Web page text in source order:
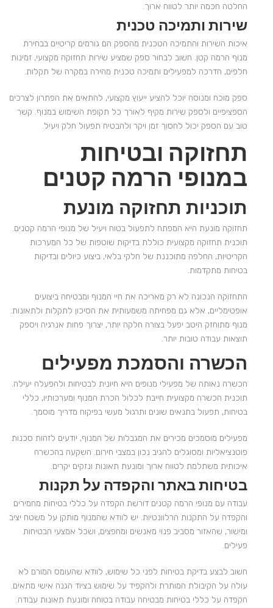
החלטה חכמה יותר לטווח ארוך.
שירות ותמיכה טכנית
איכות השירות והתמיכה הטכנית מהספק הם גורמים קריטיים בבחירת
מנוף הרמה קטן. חשוב לבחור ספק שמציע שירות תחזוקה מקצועי, זמינות
חלפים, הדרכה למפעילים ותמיכה טכנית מהירה במקרה של תקלות.
ספק מוכח ומנוסה יוכל להציע ייעוץ מקצועי, להתאים את הפתרון לצרכים
הספציפיים ולספק שירות מקיף לאורך כל תקופת השימוש במנוף. קשר
טוב עם הספק יכול לחסוך זמן ויקר ולהבטיח תפעול חלק ויעיל.
תחזוקה ובטיחות
במנופי הרמה קטנים
תוכניות תחזוקה מונעת
תחזוקה מונעת היא המפתח לתפעול בטוח ויעיל של מנופי הרמה קטנים.
תוכנית תחזוקה מקצועית כוללת בדיקות שוטפות של כל המערכות
הקריטיות, החלפה מתוכננת של חלקי בלאי, ביצוע כיולים ובדיקות
בטיחות מתקדמות.
התחזוקה הנכונה לא רק מאריכה את חיי המנוף ומבטיחה ביצועים
אופטימליים, אלא גם מפחיתה משמעותית את הסיכון לתקלות ולתאונות.
מנוף מתוחזק היטב יפעל בצורה חלקה יותר, יצרוך פחות אנרגיה ויספק
תוצאות עבודה טובות יותר.
הכשרה והסמכת מפעילים
הכשרה נאותה של מפעילי מנופים היא חיונית לבטיחות ולהפעלה יעילה.
תוכנית הכשרה מקצועית חייבת לכלול הכרת המנוף ומערכותיו, כללי
בטיחות, תפעול בתנאים שונים ותרגול מעשי בפיקוח מדריך מוסמך.
מפעילים מוסמכים מכירים את המגבלות של המנוף, יודעים לזהות סכנות
פוטנציאליות ומסוגלים להגיב נכון במצבי חירום. השקעה בהכשרה
איכותית משתלמת לטווח ארוך ומונעת תאונות ונזקים יקרים.
בטיחות באתר והקפדה על תקנות
עבודה עם מנופי הרמה קטנים דורשת הקפדה על כללי בטיחות מחמירים
והקפדה על התקנות הרלוונטיות. יש לוודא שהמנוף מותקן על משטח יציב
ומישור, שהאזור מסביב פנוי מאנשים ומחפצים, ושכל אמצעי הבטיחות
פעילים.
חשוב לבצע בדיקת בטיחות לפני כל שימוש, לוודא שהעומס המורם לא
עולה על הקיבולת המותרת ולהקפיד על שימוש בציוד הגנה אישי מתאים.
הקפדה על כללי בטיחות מבטיחה עבודה בטוחה ומונעת תאונות עבודה.